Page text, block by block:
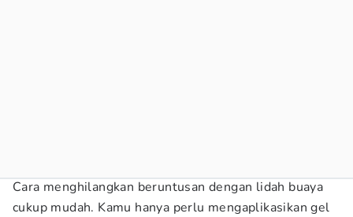
Cara menghilangkan beruntusan dengan lidah buaya
cukup mudah. Kamu hanya perlu mengaplikasikan gel